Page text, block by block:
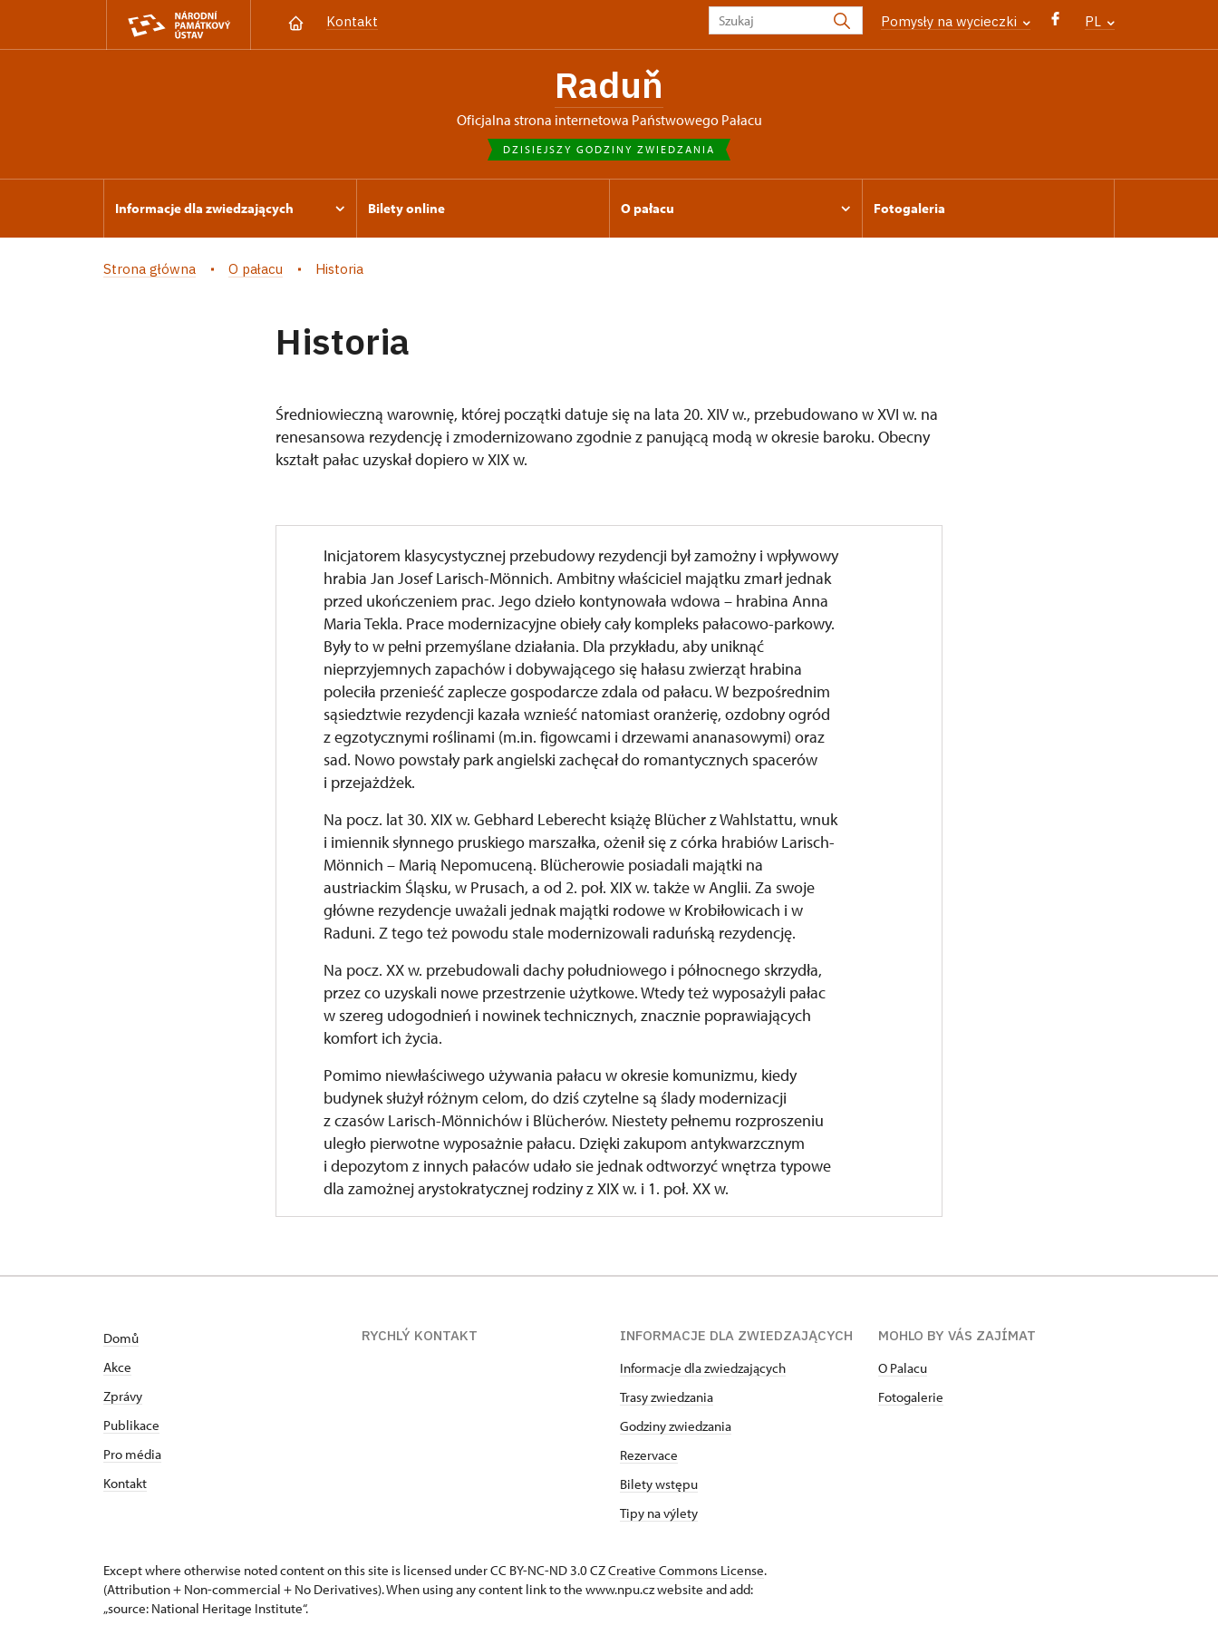
Kontakt Pomysły na wycieczki PL
Raduň
Oficjalna strona internetowa Państwowego Pałacu
DZISIEJSZY GODZINY ZWIEDZANIA
Informacje dla zwiedzających Bilety online O pałacu Fotogaleria
Strona główna O pałacu Historia
Historia
Średniowieczną warownię, której początki datuje się na lata 20. XIV w., przebudowano w XVI w. na
renesansowa rezydencję i zmodernizowano zgodnie z panującą modą w okresie baroku. Obecny
kształt pałac uzyskał dopiero w XIX w.
Inicjatorem klasycystycznej przebudowy rezydencji był zamożny i wpływowy
hrabia Jan Josef Larisch-Mönnich. Ambitny właściciel majątku zmarł jednak
przed ukończeniem prac. Jego dzieło kontynowała wdowa – hrabina Anna
Maria Tekla. Prace modernizacyjne obieły cały kompleks pałacowo-parkowy.
Były to w pełni przemyślane działania. Dla przykładu, aby uniknąć
nieprzyjemnych zapachów i dobywającego się hałasu zwierząt hrabina
poleciła przenieść zaplecze gospodarcze zdala od pałacu. W bezpośrednim
sąsiedztwie rezydencji kazała wznieść natomiast oranżerię, ozdobny ogród
z egzotycznymi roślinami (m.in. figowcami i drzewami ananasowymi) oraz
sad. Nowo powstały park angielski zachęcał do romantycznych spacerów
i przejażdżek.
Na pocz. lat 30. XIX w. Gebhard Leberecht książę Blücher z Wahlstattu, wnuk
i imiennik słynnego pruskiego marszałka, ożenił się z córka hrabiów Larisch-
Mönnich – Marią Nepomuceną. Blücherowie posiadali majątki na
austriackim Śląsku, w Prusach, a od 2. poł. XIX w. także w Anglii. Za swoje
główne rezydencje uważali jednak majątki rodowe w Krobiłowicach i w
Raduni. Z tego też powodu stale modernizowali raduńską rezydencję.
Na pocz. XX w. przebudowali dachy południowego i północnego skrzydła,
przez co uzyskali nowe przestrzenie użytkowe. Wtedy też wyposażyli pałac
w szereg udogodnień i nowinek technicznych, znacznie poprawiających
komfort ich życia.
Pomimo niewłaściwego używania pałacu w okresie komunizmu, kiedy
budynek służył różnym celom, do dziś czytelne są ślady modernizacji
z czasów Larisch-Mönnichów i Blücherów. Niestety pełnemu rozproszeniu
uległo pierwotne wyposażnie pałacu. Dzięki zakupom antykwarzcznym
i depozytom z innych pałaców udało sie jednak odtworzyć wnętrza typowe
dla zamożnej arystokratycznej rodziny z XIX w. i 1. poł. XX w.
Domů
Akce
Zprávy
Publikace
Pro média
Kontakt
RYCHLÝ KONTAKT
INFORMACJE DLA ZWIEDZAJĄCYCH
Informacje dla zwiedzających
Trasy zwiedzania
Godziny zwiedzania
Rezervace
Bilety wstępu
Tipy na výlety
MOHLO BY VÁS ZAJÍMAT
O Palacu
Fotogalerie
Except where otherwise noted content on this site is licensed under CC BY-NC-ND 3.0 CZCreative Commons License.
(Attribution + Non-commercial + No Derivatives). When using any content link to the www.npu.cz website and add:
„source: National Heritage Institute“.